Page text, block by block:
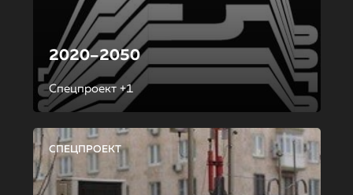
2020–2050
Спецпроект +1
СПЕЦПРОЕКТ